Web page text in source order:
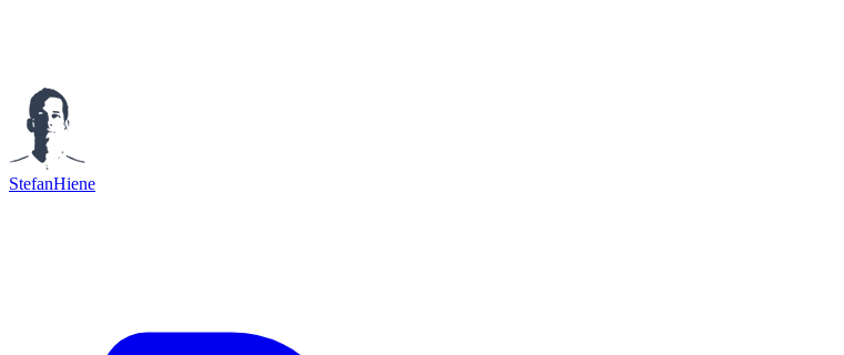
StefanHiene